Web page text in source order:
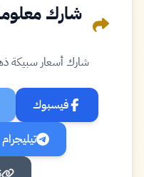
شارك أسعار سبيكة ذهب 50 جرام مع من
فيسبوك
تيليجرام